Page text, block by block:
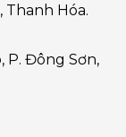
Thanh Hóa.
P. Đông Sơn,